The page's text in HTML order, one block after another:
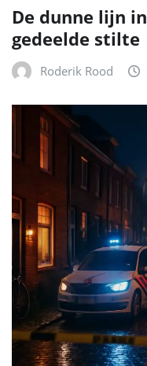
De dunne lijn
gedeelde stilte
Roderik Rood